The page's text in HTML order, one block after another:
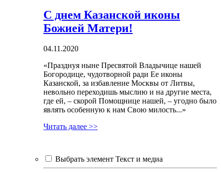
С днем Казанской иконы
Божией Матери!
04.11.2020
«Празднуя ныне Пресвятой Владычице нашей
Богородице, чудотворной ради Ее иконы
Казанской, за избавление Москвы от Литвы,
невольно переходишь мыслию и на другие места,
где ей, – скорой Помощнице нашей, – угодно было
являть особенную к нам Свою милость...»
Читать далее >>
Выбрать элемент Текст и медиа